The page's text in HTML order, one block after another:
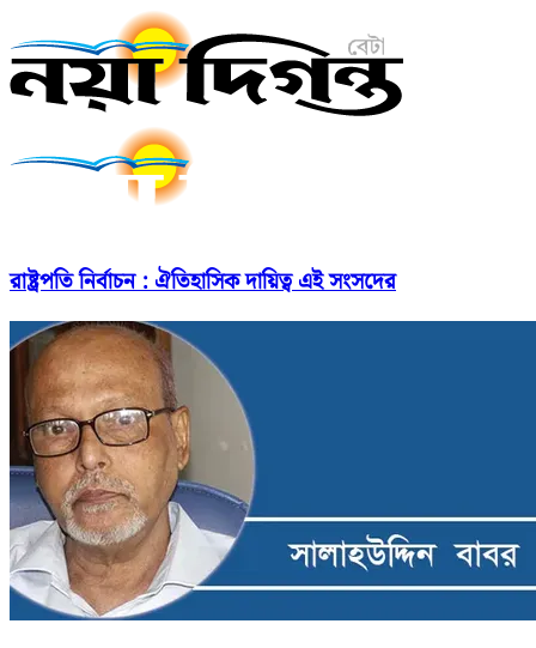
রাষ্ট্রপতি নির্বাচন : ঐতিহাসিক দায়িত্ব এই সংসদের